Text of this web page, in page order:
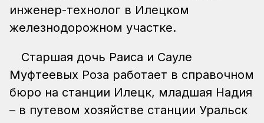
инженер-технолог в Илецком
железнодорожном участке.
Старшая дочь Раиса и Сауле
Муфтеевых Роза работает в справочном
бюро на станции Илецк, младшая Надия
– в путевом хозяйстве станции Уральск